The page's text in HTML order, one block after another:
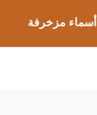
أسماء مزخرفة